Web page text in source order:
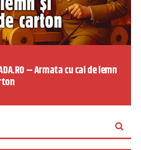
– Armata cu cai de lemn